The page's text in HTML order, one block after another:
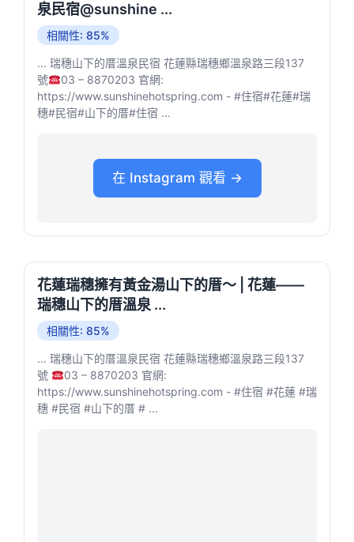
泉民宿@sunshine ...
相關性: 85%
... 瑞穗山下的厝溫泉民宿 花蓮縣瑞穗鄉溫泉路三段137
號
03 – 8870203 官網:
https://www.sunshinehotspring.com - #住宿#花蓮#瑞
穗#民宿#山下的厝#住宿 ...
在 Instagram 觀看 →
花蓮瑞穗擁有黃金湯山下的厝～ | 花蓮——
瑞穗山下的厝溫泉 ...
相關性: 85%
... 瑞穗山下的厝溫泉民宿 花蓮縣瑞穗鄉溫泉路三段137
號
03 – 8870203 官網:
https://www.sunshinehotspring.com - #住宿 #花蓮 #瑞
穗 #民宿 #山下的厝 # ...